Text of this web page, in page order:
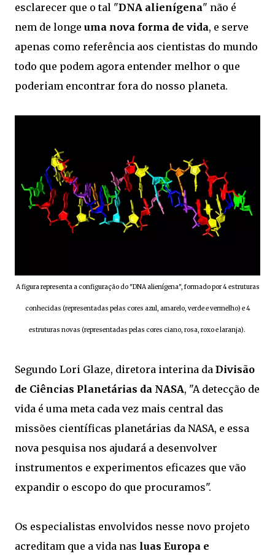
esclarecer que o tal "DNA alienígena" não é
nem de longe uma nova forma de vida, e serve
apenas como referência aos cientistas do mundo
todo que podem agora entender melhor o que
poderiam encontrar fora do nosso planeta.
A figura representa a configuração do "DNA alienígena", formado por 4 estruturas
conhecidas (representadas pelas cores azul, amarelo, verde e vermelho) e 4
estruturas novas (representadas pelas cores ciano, rosa, roxo e laranja).
Segundo Lori Glaze, diretora interina da Divisão
de Ciências Planetárias da NASA, "A detecção de
vida é uma meta cada vez mais central das
missões científicas planetárias da NASA, e essa
nova pesquisa nos ajudará a desenvolver
instrumentos e experimentos eficazes que vão
expandir o escopo do que procuramos".
Os especialistas envolvidos nesse novo projeto
acreditam que a vida nas luas Europa e